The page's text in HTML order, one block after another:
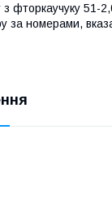
з фторкаучуку
номерами,